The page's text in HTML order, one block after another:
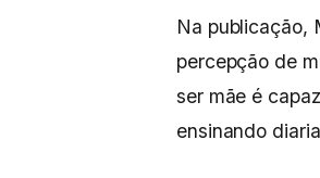
Na publicação,
percepção de
ser mãe é
ensinando